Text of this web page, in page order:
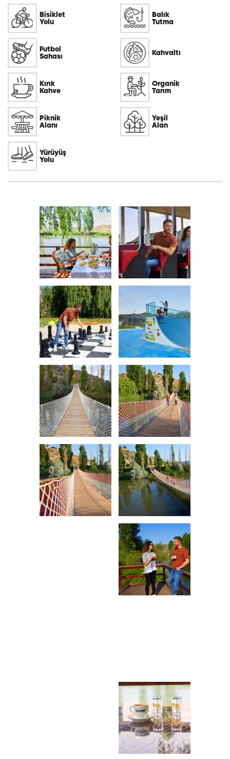
Bisiklet
Yolu
Balık
Tutma
Futbol
Sahası
Kahvaltı
Kırık
Kahve
Organik
Tarım
Piknik
Alanı
Yeşil
Alan
Yürüyüş
Yolu